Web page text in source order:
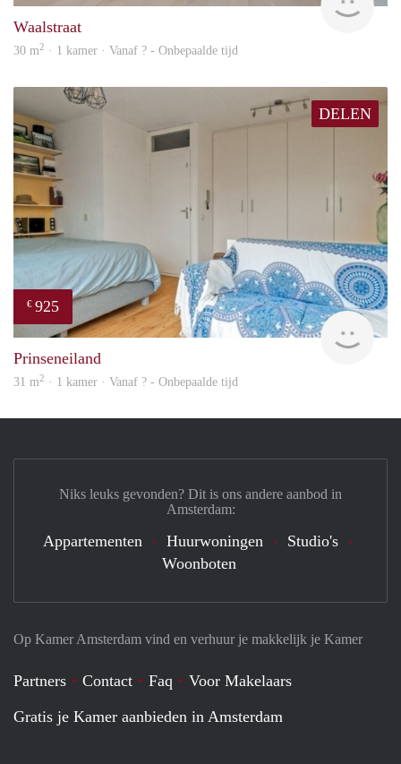
Waalstraat
30 m2 · 1 kamer · Vanaf ? - Onbepaalde tijd
DELEN
€ 925
Prinseneiland
31 m2 · 1 kamer · Vanaf ? - Onbepaalde tijd
Op Kamer Amsterdam vind en verhuur je makkelijk je Kamer
Partners Contact Faq
Voor Makelaars
Gratis je Kamer aanbieden in Amsterdam
Niks leuks gevonden? Dit is ons andere aanbod in
Amsterdam:
Appartementen Huurwoningen
Studio's
Woonboten